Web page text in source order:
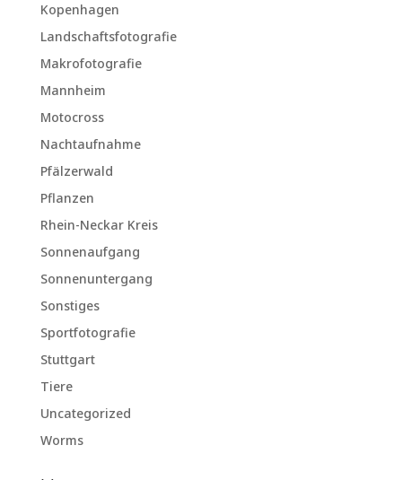
Kopenhagen
Landschaftsfotografie
Makrofotografie
Mannheim
Motocross
Nachtaufnahme
Pfälzerwald
Pflanzen
Rhein-Neckar Kreis
Sonnenaufgang
Sonnenuntergang
Sonstiges
Sportfotografie
Stuttgart
Tiere
Uncategorized
Worms